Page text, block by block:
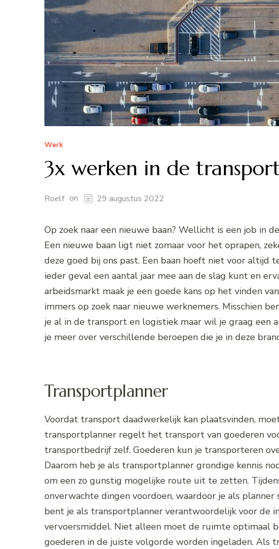
Werk
3x werken in de
Roelf on 29 augustus 2022
Op zoek naar een nieuwe baan? Wellicht is een job in
Een nieuwe baan ligt niet zomaar voor het oprapen,
deze goed bij ons past. Een baan hoeft niet voor altijd
ieder geval een aantal jaar mee aan de slag kunt en
arbeidsmarkt maak je een goede kans op het vinden
immers op zoek naar nieuwe werknemers. Misschien
je al in de transport en logistiek maar wil je graag een
je meer over verschillende beroepen die je in deze
Transportplanner
Voordat transport daadwerkelijk kan plaatsvinden,
transportplanner regelt het transport van goederen
transportbedrijf zelf. Goederen kun je transporteren
Daarom heb je als transportplanner grondige kennis
om een zo gunstig mogelijke route uit te zetten.
onverwachte dingen voordoen, waardoor je als planner
bent je als transportplanner verantwoordelijk voor de
vervoersmiddel. Niet alleen moet de ruimte optimaal
goederen in de juiste volgorde worden ingeladen. Als